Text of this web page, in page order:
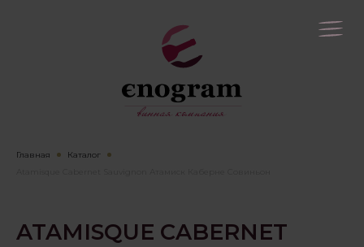
Главная
Каталог
ATAMISQUE CABERNET